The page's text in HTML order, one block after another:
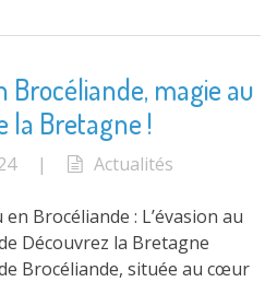
Brocéliande, magie au
la Bretagne !
| Actualités
en Brocéliande : L’évasion au
Découvrez la Bretagne
Brocéliande, située au cœur